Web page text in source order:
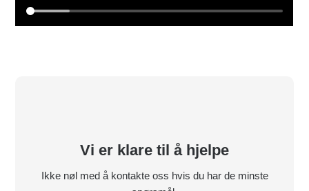
Vi er klare til å hjelpe
Ikke nøl med å kontakte oss hvis du har de minste